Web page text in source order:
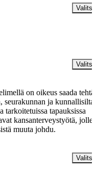
on oikeus saada
seurakunnan ja kunnallisilta
tarkoitetuissa tapauksissa
kansanterveystyötä, jollei
muuta johdu.